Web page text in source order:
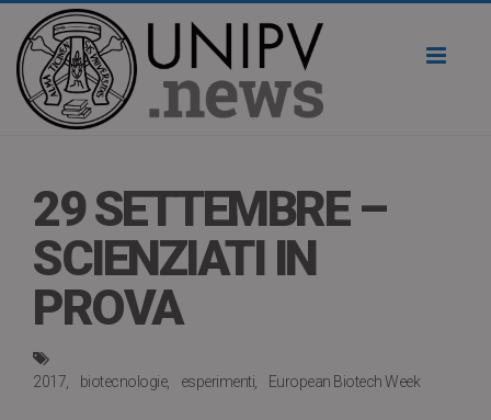
29 SETTEMBRE –
SCIENZIATI IN
PROVA
2017 biotecnologie esperimenti European Biotech Week